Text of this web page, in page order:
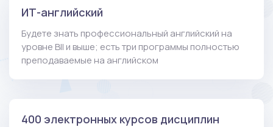
ИТ-английский
Будете знать профессиональный английский на
уровне BII и выше; есть три программы полностью
преподаваемые на английском
400 электронных курсов дисциплин